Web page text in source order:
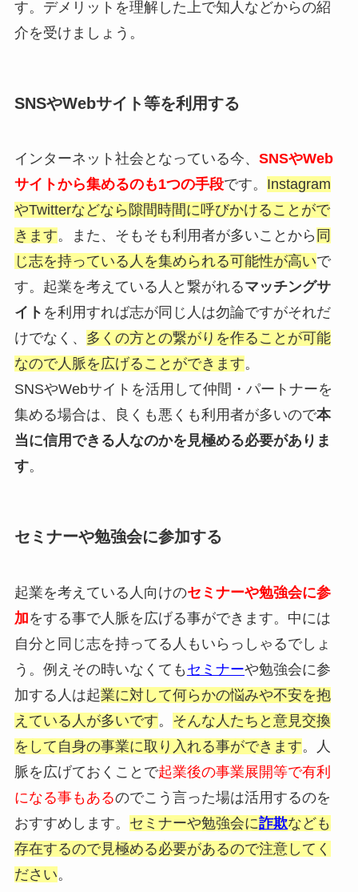
す。デメリットを理解した上で知人などからの紹
介を受けましょう。
SNSやWebサイト等を利用する
インターネット社会となっている今、 SNSやWeb
サイトから集めるのも1つの手段です。 Instagram
やTwitterなどなら隙間時間に呼びかけることがで
きます。また、そもそも利用者が多いことから 同
じ志を持っている人を集められる可能性が高いで
す。起業を考えている人と繋がれるマッチングサ
イト を利用すれば志が同じ人は勿論ですがそれだ
けでなく、 多くの方との繋がりを作ることが可能
なので人脈を広げることができます。
SNSやWebサイトを活用して仲間・パートナーを
集める場合は、良くも悪くも利用者が多いので本
当に信用できる人なのかを見極める必要がありま
す。
セミナーや勉強会に参加する
起業を考えている人向けのセミナーや勉強会に参
加をする事で人脈を広げる事ができます。中には
自分と同じ志を持ってる人もいらっしゃるでしょ
う。例えその時いなくても セミナーや勉強会に参
加する人は起業に対して何らかの悩みや不安を抱
えている人が多いです。 そんな人たちと意見交換
をして自身の事業に取り入れる事ができます。人
脈を広げておくことで起業後の事業展開等で有利
になる事もあるのでこう言った場は活用するのを
おすすめします。 セミナーや勉強会に詐欺なども
存在するので見極める必要があるので注意してく
ださい。